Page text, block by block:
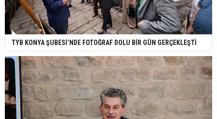
TYB KONYA ŞUBESİ’NDE FOTOĞRAF DOLU BİR GÜN GERÇEKLEŞTİ